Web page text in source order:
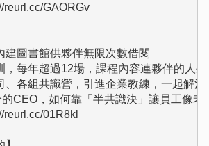
reurl.cc/GAORGv
建圖書館供夥伴無限次數借閱
，每年超過12場，課程內容連夥伴的人
、各組共識營，引進企業教練，一起解決
CEO，如何靠「半共識決」讓員工像老
01R8kl